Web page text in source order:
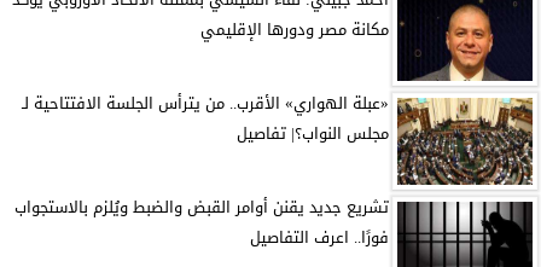
مكانة مصر ودورها الإقليمي
«عبلة الهواري» الأقرب.. من يترأس الجلسة الافتتاحية لـ
مجلس النواب؟| تفاصيل
تشريع جديد يقنن أوامر القبض والضبط ويُلزم بالاستجواب
فورًا.. اعرف التفاصيل